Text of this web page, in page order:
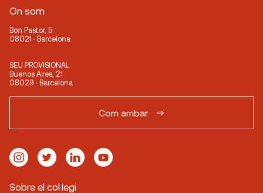
On som
Bon Pastor, 5
08021 · Barcelona
SEU PROVISIONAL
Buenos Aires, 21
08029 · Barcelona
Com arribar
Sobre el col·legi